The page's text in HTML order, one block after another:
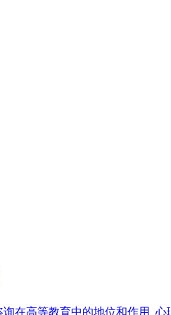
询在高等教育中的地位和作用_心